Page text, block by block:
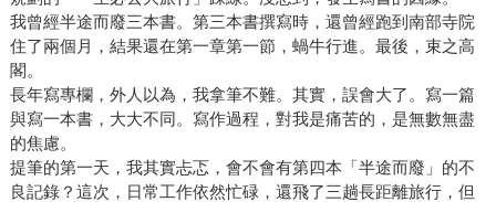
我曾經半途而廢三本書。第三本書撰寫時，還曾經跑到南部寺院
住了兩個月，結果還在第一章第一節，蝸牛行進。最後，束之高
閣。
長年寫專欄，外人以為，我拿筆不難。其實，誤會大了。寫一篇
與寫一本書，大大不同。寫作過程，對我是痛苦的，是無數無盡
的焦慮。
提筆的第一天，我其實忐忑，會不會有第四本「半途而廢」的不
良記錄？這次，日常工作依然忙碌，還飛了三趟長距離旅行，但